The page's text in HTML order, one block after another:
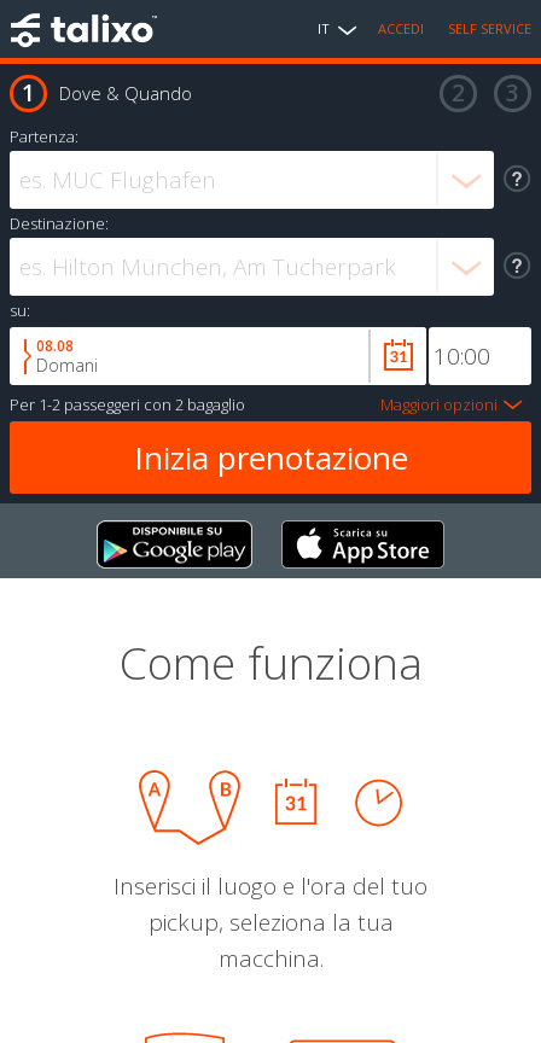
IT ACCEDI SELF SERVICE
Dove & Quando
Partenza:
Destinazione:
su:
08.08
Domani
Per 1-2 passeggeri con 2 bagaglio Maggiori opzioni
Come funziona
Inserisci il luogo e l'ora del tuo
pickup, seleziona la tua
macchina.